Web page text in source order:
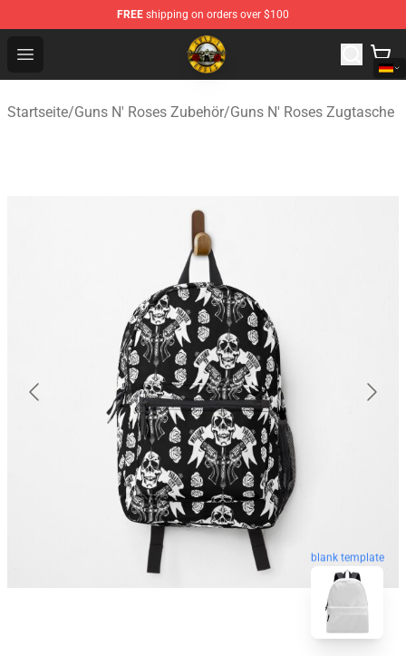
FREE shipping on orders over $100
Open menu
Guns N' Roses Store - Official Guns N' Roses
Startseite/Guns N' Roses Zubehör/Guns N' Roses Zugtasche
blank template